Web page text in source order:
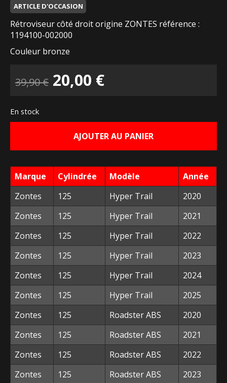
ARTICLE D'OCCASION
Rétroviseur côté droit origine ZONTES référence :
1194100-002000
Couleur bronze
39,90€ Le
initial
était :
39,90 €.
20,00 €Le
actuel
est :
20,00 €.
En stock
AJOUTER AU PANIER
Marque Cylindrée Modèle
Année
Zontes
125 Hyper Trail
2020
Zontes
125 Hyper Trail
2021
Zontes
125 Hyper Trail
2022
Zontes
125 Hyper Trail
2023
Zontes
125 Hyper Trail
2024
Zontes
125 Hyper Trail
2025
Zontes
125 Roadster ABS
2020
Zontes
125 Roadster ABS
2021
Zontes
125 Roadster ABS
2022
Zontes
125 Roadster ABS
2023